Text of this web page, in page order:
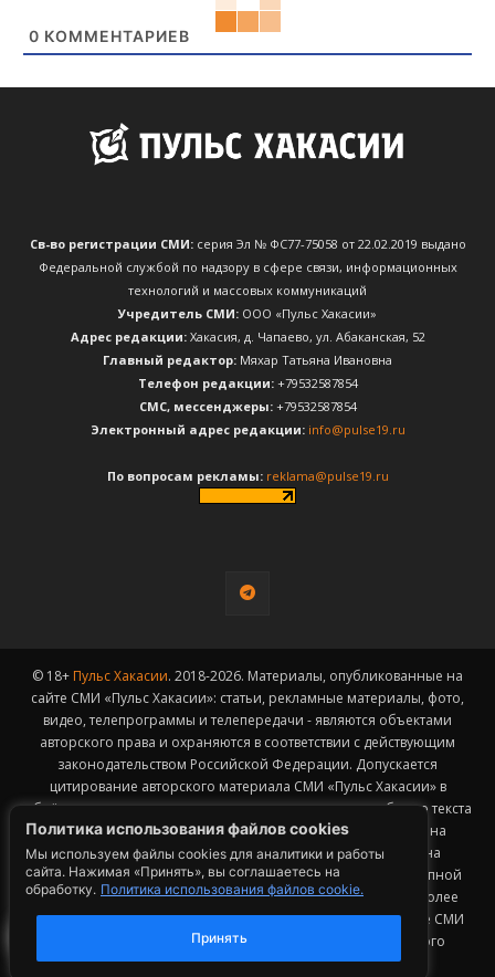
Политика использования файлов cookies
Мы используем файлы cookies для аналитики и работы
сайта. Нажимая «Принять», вы соглашаетесь на
обработку. Политика использования файлов cookie.
Принять
0 КОММЕНТАРИЕВ
Св-во регистрации СМИ:серия Эл № ФС77-75058 от 22.02.2019 выдано
Федеральной службой по надзору в сфере связи, информационных
технологий и массовых коммуникаций
Учредитель СМИ: ООО «Пульс Хакасии»
Адрес редакции:Хакасия, д. Чапаево, ул. Абаканская, 52
Главный редактор: Мяхар Татьяна Ивановна
Телефон редакции:+79532587854
CМС, мессенджеры:+79532587854
Электронный адрес редакции: info@pulse19.ru
По вопросам рекламы: reklama@pulse19.ru
© 18+ Пульс Хакасии. 2018-2026. Материалы, опубликованные на
сайте СМИ «Пульс Хакасии»: статьи, рекламные материалы, фото,
видео, телепрограммы и телепередачи - являются объектами
авторского права и охраняются в соответствии с действующим
законодательством Российской Федерации. Допускается
цитирование авторского материала СМИ «Пульс Хакасии» в
объёме, не превышающем пятидесяти процентов от общего текста
публикации с обязательным размещением гиперссылки на
страницу заимствования материала. Гиперссылка должна
размещаться в тексте цитируемого материала и быть доступной
для индексации поисковыми системами. Заимствование более
50% общего объема материала, опубликованного на сайте СМИ
«Пульс Хакасии», возможно исключительно с письменного
согласия Редакции.